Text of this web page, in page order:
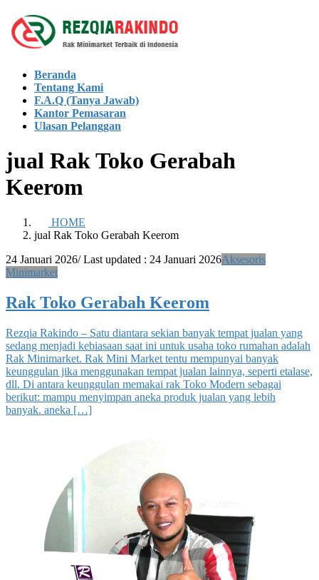
Skip
to
the
Skip
to
the
Beranda
Tentang Kami
F.A.Q (Tanya Jawab)
Kantor Pemasaran
Ulasan Pelanggan
jual Rak Toko Gerabah
Keerom
HOME
jual Rak Toko Gerabah Keerom
24 Januari 2026/ Last updated : 24 Januari 2026Aksesoris
Minimarket
Rak Toko Gerabah Keerom
Rezqia Rakindo – Satu diantara sekian banyak tempat jualan yang
sedang menjadi kebiasaan saat ini untuk usaha toko rumahan adalah
Rak Minimarket. Rak Mini Market tentu mempunyai banyak
keunggulan jika menggunakan tempat jualan lainnya, seperti etalase,
dll. Di antara keunggulan memakai rak Toko Modern sebagai
berikut: mampu menyimpan aneka produk jualan yang lebih
banyak. aneka […]